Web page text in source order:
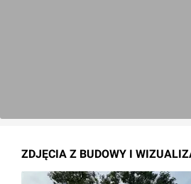
ZDJĘCIA Z BUDOWY I